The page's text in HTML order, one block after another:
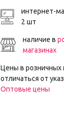
Шкатулки
БРЕНДЫ
интернет-
2 шт
наличие в
магазинах
Цены в розничных
отличаться от
Оптовые цены